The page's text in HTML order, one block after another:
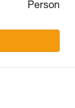
Person